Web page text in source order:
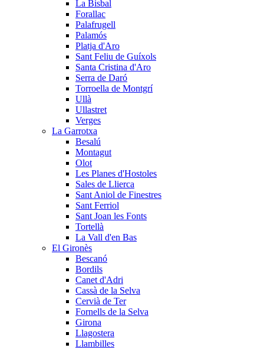
La Bisbal
Forallac
Palafrugell
Palamós
Platja d'Aro
Sant Feliu de Guíxols
Santa Cristina d'Aro
Serra de Daró
Torroella de Montgrí
Ullà
Ullastret
Verges
La Garrotxa
Besalú
Montagut
Olot
Les Planes d'Hostoles
Sales de Llierca
Sant Aniol de Finestres
Sant Ferriol
Sant Joan les Fonts
Tortellà
La Vall d'en Bas
El Gironès
Bescanó
Bordils
Canet d'Adri
Cassà de la Selva
Cervià de Ter
Fornells de la Selva
Girona
Llagostera
Llambilles